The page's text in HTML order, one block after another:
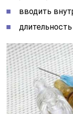
вводить